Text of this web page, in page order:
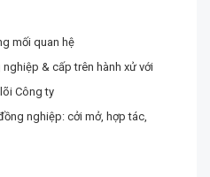
mối quan hệ
& cấp trên hành xử với
Công ty
nghiệp: cởi mở, hợp tác,